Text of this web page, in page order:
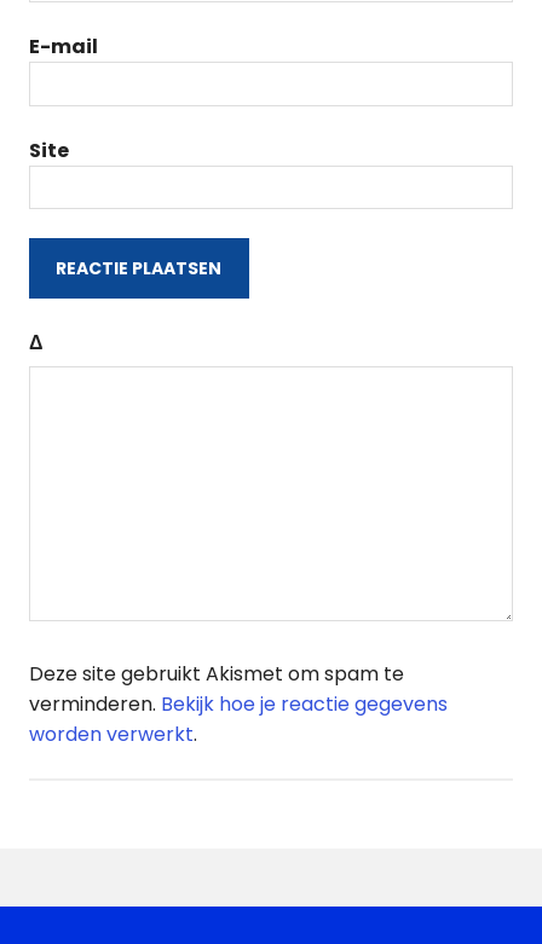
E-mail
Site
Δ
Deze site gebruikt Akismet om spam te
verminderen. Bekijk hoe je reactie gegevens
worden verwerkt.